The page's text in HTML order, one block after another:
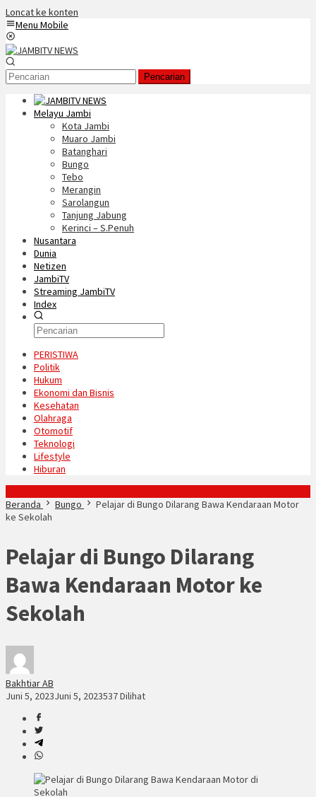
Loncat ke konten
Menu Mobile
Pencarian
Melayu Jambi
Kota Jambi
Muaro Jambi
Batanghari
Bungo
Tebo
Merangin
Sarolangun
Tanjung Jabung
Kerinci – S.Penuh
Nusantara
Dunia
Netizen
JambiTV
Streaming JambiTV
Index
PERISTIWA
Politik
Hukum
Ekonomi dan Bisnis
Kesehatan
Olahraga
Otomotif
Teknologi
Lifestyle
Hiburan
Beranda
Bungo
Pelajar di Bungo Dilarang Bawa Kendaraan Motor
ke Sekolah
Pelajar di Bungo Dilarang
Bawa Kendaraan Motor ke
Sekolah
Bakhtiar AB
Juni 5, 2023Juni 5, 2023537 Dilihat